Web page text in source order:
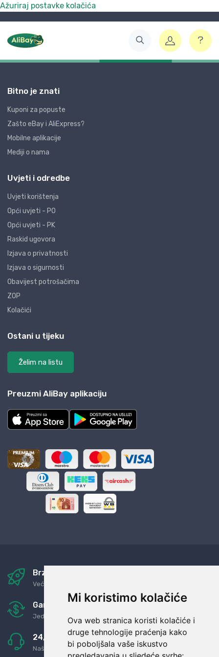
Mi koristimo kolačiće
Ova web stranica koristi kolačiće i
druge tehnologije praćenja kako
bi poboljšala vaše iskustvo
Ažuriraj postavke kolačića
Bitno je znati
Kuponi za popuste
Zašto eBay i AliExpress?
Mobilne aplikacije
Mediji o nama
Uvjeti i odredbe
Uvjeti korištenja
Opći uvjeti - PO
Opći uvjeti - PK
Raskid ugovora
Izjava o privatnosti
Izjava o sigurnosti
Obavijest potrošačima
ZOP
Kolačići
Ostani u tijeku
Želim na listu
Preuzmi AliBay aplikaciju
Brza i sigurna dostava
Već za nekoliko dana kod vas
Garancija u povrat novaca
Jednostavno pravilo: Roba za novac
24/7 odlična podrška
Naši agenti uvijek na raspolaganju